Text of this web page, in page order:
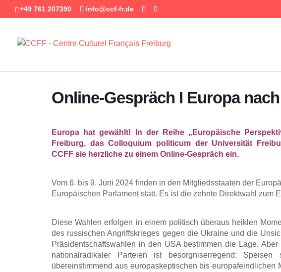
+49 761 207390 info@ccf-fr.de
Online-Gespräch I Europa
Europa hat gewählt! In der Reihe „Europäische
Freiburg, das Colloquium politicum der Universität
CCFF sie herzliche zu einem Online-Gespräch ein.
Vom 6. bis 9. Juni 2024 finden in den Mitgliedsstaaten der
Europäischen Parlament statt. Es ist die zehnte Direktwahl zum
Diese Wahlen erfolgen in einem politisch überaus heiklen
des russischen Angriffskrieges gegen die Ukraine und die
Präsidentschaftswahlen in den USA bestimmen die Lage.
nationalradikaler Parteien ist besorgniserregend:
übereinstimmend aus europaskeptischen bis europafeindlichen